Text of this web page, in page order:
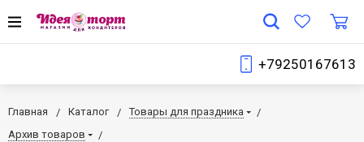
+79250167613
Главная Каталог
Товары для праздника
Архив товаров